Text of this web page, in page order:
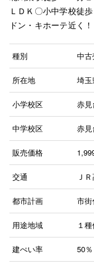
ＬＤＫ〇小中学校徒
ドン・キホーテ近く！
種別 中
所在地 埼
小学校区 赤
中学校区 赤
販売価格
交通 Ｊ
都市計画 市
用途地域 １
建ぺい率 50％